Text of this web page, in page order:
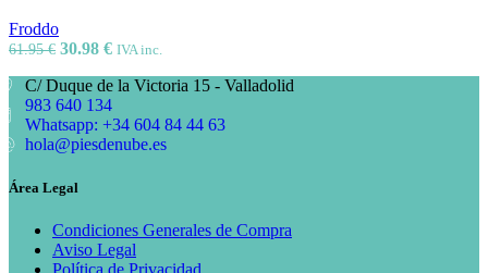
Froddo
61.95€ 30.98 € IVA inc.
C/ Duque de la Victoria 15 - Valladolid
983 640 134
Whatsapp: +34 604 84 44 63
hola@piesdenube.es
Área Legal
Condiciones Generales de Compra
Aviso Legal
Política de Privacidad